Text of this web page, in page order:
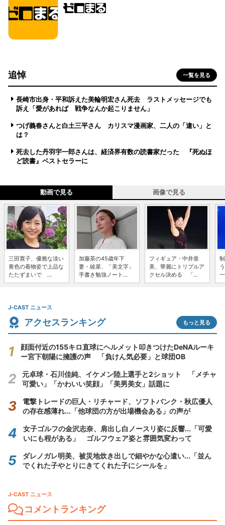
追悼 一覧を見る
長崎市出身・平和訴えた美輪明宏さん死去 ラストメッセージでも
訴え「愛があれば 戦争なんか起こりません」
つげ義春さんと白土三平さん カリスマ漫画家、二人の「違い」と
は？
死去した丹羽宇一郎さんは、経済界有数の読書家だった 『死ぬほ
ど読書』ベストセラーに
動画で見る 画像で見る
三田寛子、優雅な淡い
黄色の着物姿で上品な
たたずまいで ...
加藤茶の45歳年下
妻・綾菜、「美文字」
手書き勉強ノート...
フィギュア・中井亜
美、華麗にトリプルア
クセル決める 「...
J-CAST ニュース
アクセスランキング もっと見る
顔面付近の155キロ直球にヘルメット叩きつけたDeNAルーキ
ー宮下朝陽に擁護の声 「負けん気必要」と球団OB
元卓球・石川佳純、イケメン陸上選手と2ショット 「メチャ
可愛い」「かわいい笑顔」「美男美女」話題に
電撃トレードの巨人・リチャード、ソフトバンク・秋広優人
の存在感薄れ...「他球団の方が出場機会ある」の声が
女子ゴルフの金沢志奈、肩出し白ノースリ姿に反響...「可愛
いにも程がある」 ゴルフウェア姿と雰囲気変わって
ダレノガレ明美、被災地炊き出しで細やかな心遣い...「並ん
でくれた子やとりにきてくれた子にシールを」
J-CAST ニュース
コメントランキング